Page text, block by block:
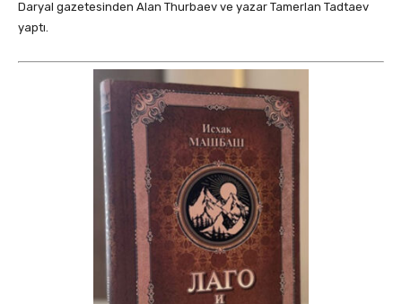
Daryal gazetesinden Alan Thurbaev ve yazar Tamerlan Tadtaev
yaptı.